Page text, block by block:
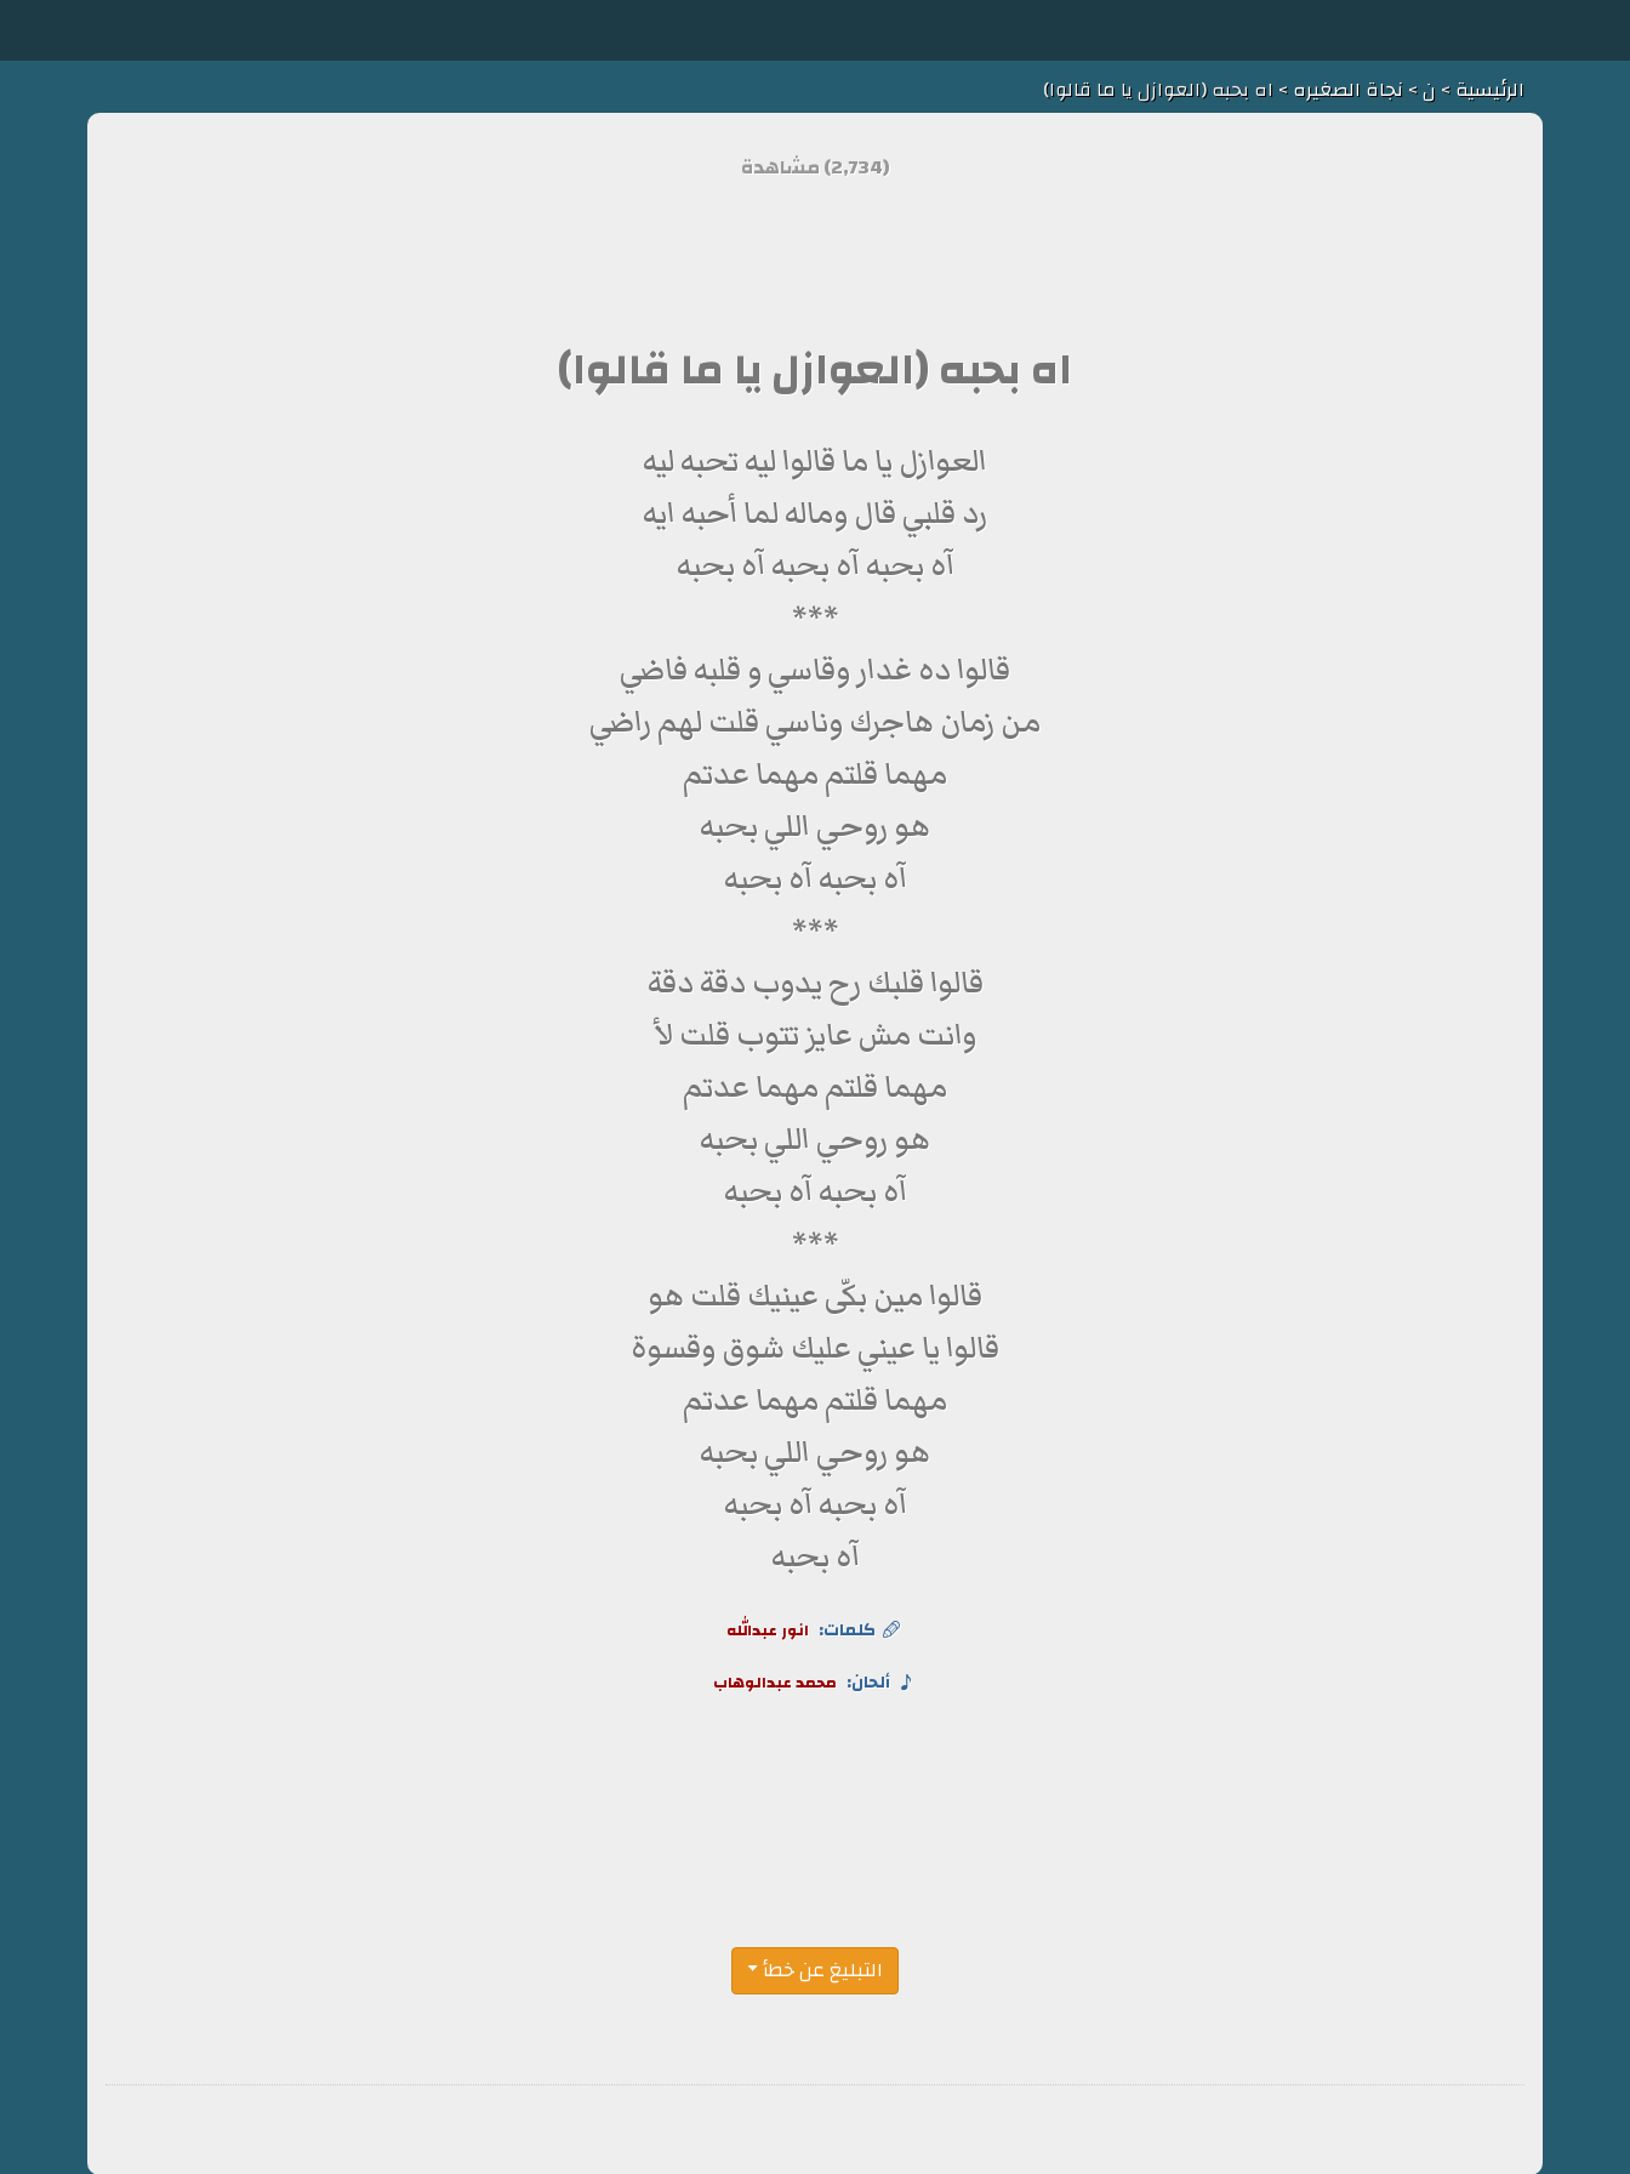
الرئيسية> ن>نجاة الصغيره> اه بحبه (العوازل يا ما قالوا)
(2,734) مشاهدة
اه بحبه (العوازل يا ما قالوا)
العوازل يا ما قالوا ليه تحبه ليه
رد قلبي قال وماله لما أحبه ايه
آه بحبه آه بحبه آه بحبه
***
قالوا ده غدار وقاسي و قلبه فاضي
من زمان هاجرك وناسي قلت لهم راضي
مهما قلتم مهما عدتم
هو روحي اللي بحبه
آه بحبه آه بحبه
***
قالوا قلبك رح يدوب دقة دقة
وانت مش عايز تتوب قلت لأ
مهما قلتم مهما عدتم
هو روحي اللي بحبه
آه بحبه آه بحبه
***
قالوا مين بكّى عينيك قلت هو
قالوا يا عيني عليك شوق وقسوة
مهما قلتم مهما عدتم
هو روحي اللي بحبه
آه بحبه آه بحبه
آه بحبه
كلمات: انور عبدالله
ألحان: محمد عبدالوهاب
التبليغ عن خطأ